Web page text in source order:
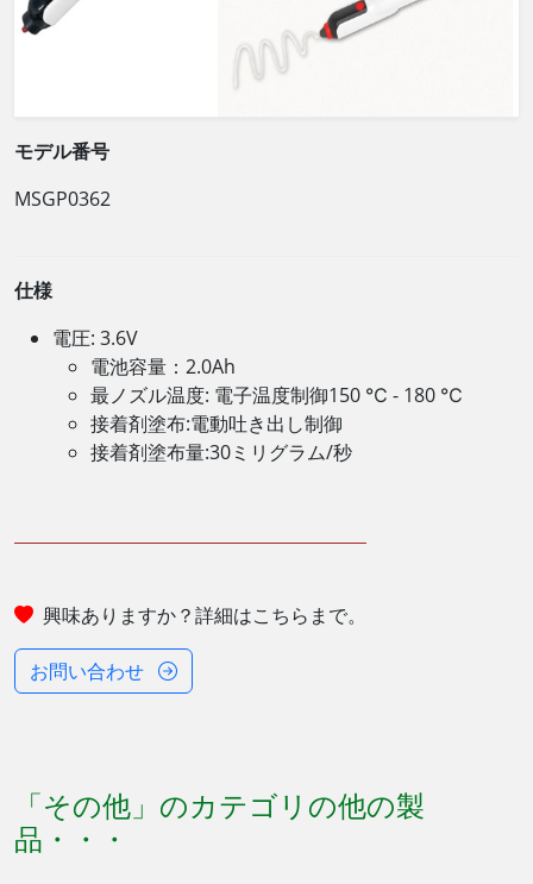
モデル番号
MSGP0362
仕様
電圧: 3.6V
電池容量：2.0Ah
最ノズル温度: 電子温度制御150 ℃ - 180 ℃
接着剤塗布:電動吐き出し制御
接着剤塗布量:30ミリグラム/秒
興味ありますか？詳細はこちらまで。
お問い合わせ
「その他」のカテゴリの他の製
品